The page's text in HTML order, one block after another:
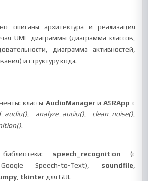
описаны архитектура и реализация
UML-диаграммы (диаграмма классов,
диаграмма активностей,
и структуру кода.
классы AudioManagerиASRApp с
analyze_audio(), clean_noise(),
.
библиотеки: speech_recognition (с
Speech-to-Text), soundfile
, tkinter для GUI.